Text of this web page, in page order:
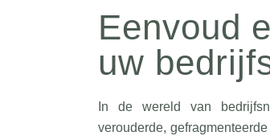
Eenvoud
uw
In de wereld van
verouderde,